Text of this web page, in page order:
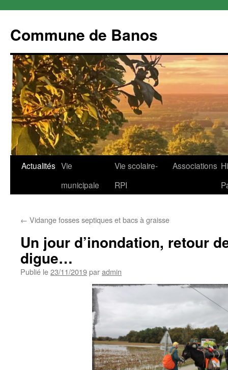
Commune de Banos
Aller
Actualités Vie
municipale
Vie scolaire-
RPI
Associations
← Vidange fosses septiques et bacs à graisse
Un jour d’inondation, retour
digue…
Publié le23/11/2019paradmin